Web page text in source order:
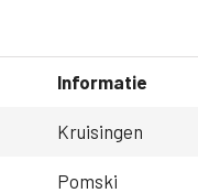
Informatie
Kruisingen
Pomski